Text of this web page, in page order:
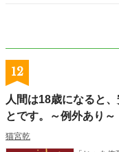
12
人間は18歳になると
とです。～例外あり～
猫宮乾